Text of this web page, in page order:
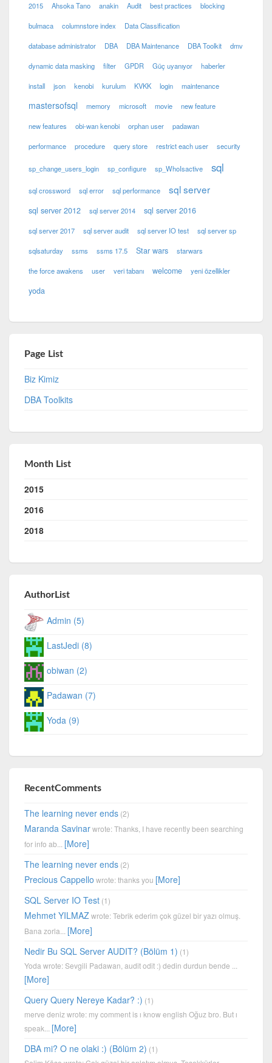
2015 Ahsoka Tano anakin Audit best practices blocking
bulmaca columnstore index Data Classification
database administrator DBA DBA Maintenance DBA Toolkit dmv
dynamic data masking filter GPDR Güç uyanıyor haberler
install json kenobi kurulum KVKK login maintenance
mastersofsql memory microsoft movie new feature
new features obi-wan kenobi orphan user padawan
performance procedure query store restrict each user security
sp_change_users_login sp_configure sp_WhoIsactive sql
sql crossword sql error sql performance sql server
sql server 2012 sql server 2014 sql server 2016
sql server 2017 sql server audit sql server IO test sql server sp
sqlsaturday ssms ssms 17.5 Star wars starwars
the force awakens user veri tabanı welcome yeni özellikler
yoda
Page List
Biz Kimiz
DBA Toolkits
Month List
2015
2016
2018
AuthorList
Admin (5)
LastJedi (8)
obiwan (2)
Padawan (7)
Yoda (9)
RecentComments
The learning never ends (2)
Maranda Savinarwrote: Thanks, I have recently been searching
for info ab... [More]
The learning never ends (2)
Precious Cappello wrote: thanks you [More]
SQL Server IO Test (1)
Mehmet YILMAZ wrote: Tebrik ederim çok güzel bir yazı olmuş.
Bana zorla... [More]
Nedir Bu SQL Server AUDIT? (Bölüm 1) (1)
Yoda wrote: Sevgili Padawan, audit odit :) dedin durdun bende ...
[More]
Query Query Nereye Kadar? :) (1)
merve deniz wrote: my comment is ı know english Oğuz bro. But ı
speak... [More]
DBA mi? O ne olaki :) (Bölüm 2) (1)